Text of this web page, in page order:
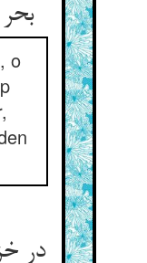
بحر سر چون ماهیان‌‌
o
در